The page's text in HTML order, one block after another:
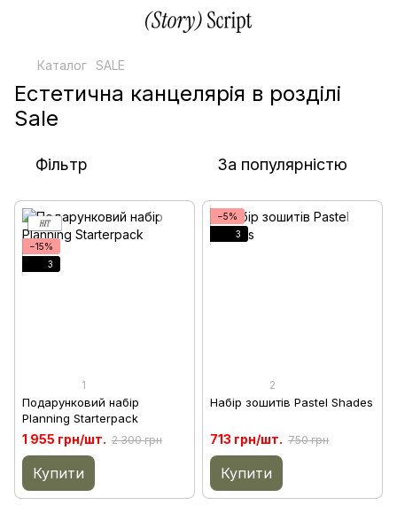
Каталог SALE
Естетична канцелярія в розділі
Sale
Фільтр За популярністю
−15%
3
1
Подарунковий набір
Planning Starterpack
1 955 грн/шт. 2 300 грн
Купити
−5%
3
2
Набір зошитів Pastel Shades
713 грн/шт. 750 грн
Купити